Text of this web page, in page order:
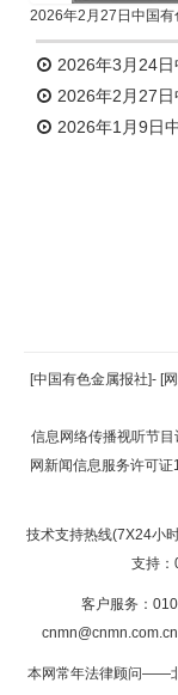
2026年3月24
2026年2月27
2026年1月9日
[中国有色金属报社]- [
信息网络传播视听节
网新闻信息服务许可
技术支持热线(7X24小
支持
客户服务：
cnmn@cnmn.com.cn
本网常年法律顾问——